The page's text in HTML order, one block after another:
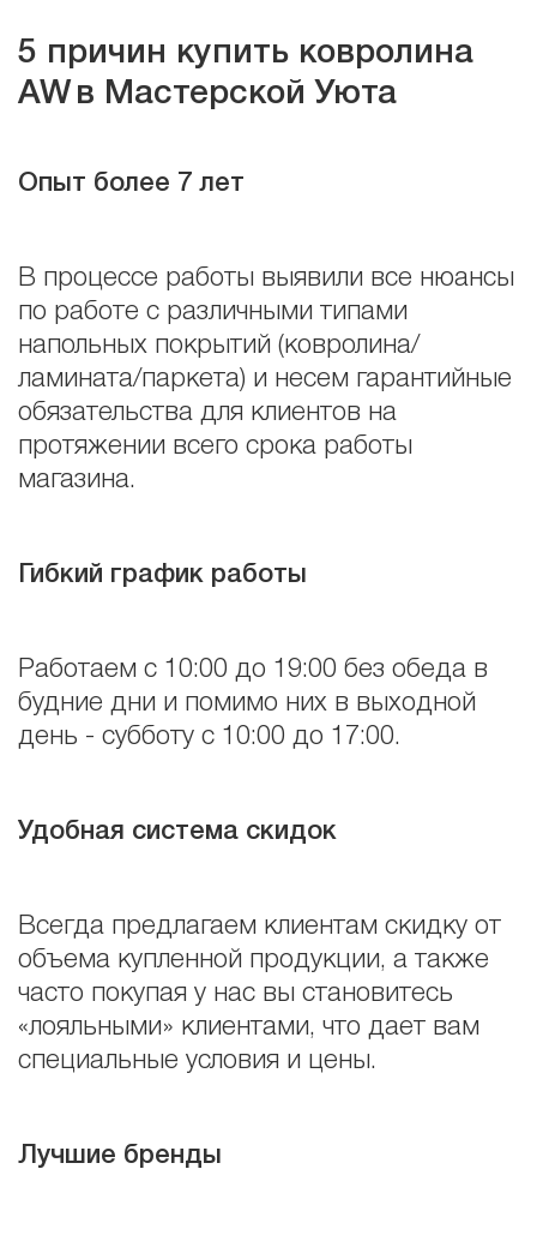
5 причин купить ковролина
AW в Мастерской Уюта
Опыт более 7 лет
В процессе работы выявили все нюансы
по работе с различными типами
напольных покрытий (ковролина/
ламината/паркета) и несем гарантийные
обязательства для клиентов на
протяжении всего срока работы
магазина.
Гибкий график работы
Работаем с 10:00 до 19:00 без обеда в
будние дни и помимо них в выходной
день - субботу с 10:00 до 17:00.
Удобная система скидок
Всегда предлагаем клиентам скидку от
объема купленной продукции, а также
часто покупая у нас вы становитесь
«лояльными» клиентами, что дает вам
специальные условия и цены.
Лучшие бренды